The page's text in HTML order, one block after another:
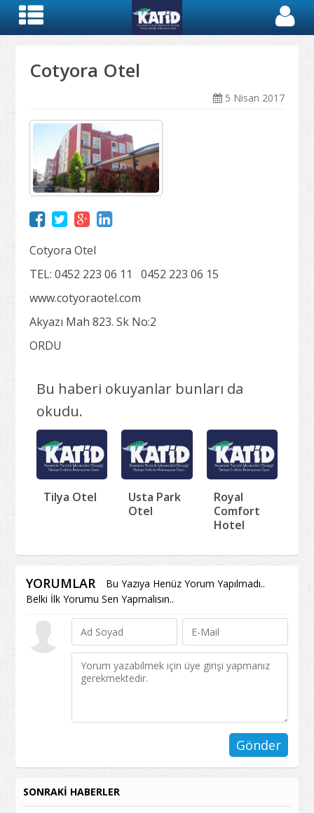
Cotyora Otel
5 Nisan 2017
Cotyora Otel
TEL: 0452 223 06 11 0452 223 06 15
www.cotyoraotel.com
Akyazı Mah 823. Sk No:2
ORDU
Bu haberi okuyanlar bunları da
okudu.
Tilya Otel
Usta Park
Otel
Royal
Comfort
Hotel
YORUMLAR
Bu Yazıya Henüz Yorum Yapılmadı..
Belki İlk Yorumu Sen Yapmalısın..
SONRAKİ HABERLER